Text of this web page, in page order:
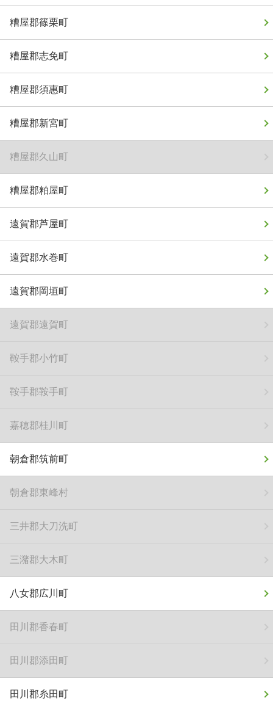
糟屋郡篠栗町
糟屋郡志免町
糟屋郡須惠町
糟屋郡新宮町
糟屋郡久山町
糟屋郡粕屋町
遠賀郡芦屋町
遠賀郡水巻町
遠賀郡岡垣町
遠賀郡遠賀町
鞍手郡小竹町
鞍手郡鞍手町
嘉穂郡桂川町
朝倉郡筑前町
朝倉郡東峰村
三井郡大刀洗町
三潴郡大木町
八女郡広川町
田川郡香春町
田川郡添田町
田川郡糸田町